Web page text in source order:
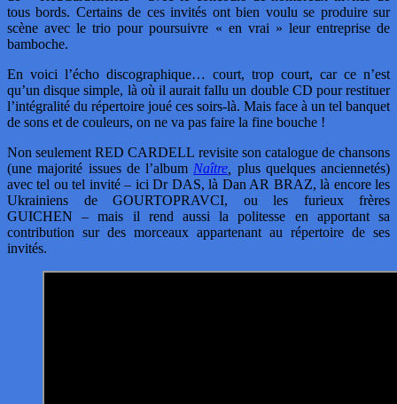
tous bords. Certains de ces invités ont bien voulu se produire sur
scène avec le trio pour poursuivre « en vrai » leur entreprise de
bamboche.
En voici l’écho discographique… court, trop court, car ce n’est
qu’un disque simple, là où il aurait fallu un double CD pour restituer
l’intégralité du répertoire joué ces soirs-là. Mais face à un tel banquet
de sons et de couleurs, on ne va pas faire la fine bouche !
Non seulement RED CARDELL revisite son catalogue de chansons
(une majorité issues de l’album Naître
plus quelques anciennetés)
avec tel ou tel invité – ici Dr DAS, là Dan AR BRAZ, là encore les
Ukrainiens de GOURTOPRAVCI, ou les furieux frères
GUICHEN – mais il rend aussi la politesse en apportant sa
contribution sur des morceaux appartenant au répertoire de ses
invités.